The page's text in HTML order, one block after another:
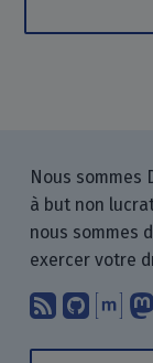
Nous sommes
à but non
nous sommes
exercer votre